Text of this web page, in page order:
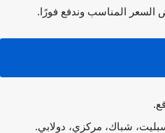
المناسب وندفع فورًا.
شباك، مركزي، دولابي.